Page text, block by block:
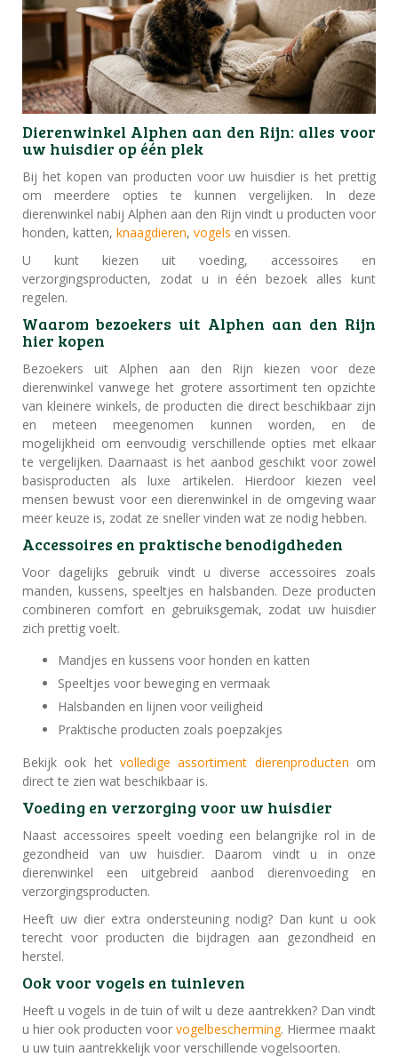
Dierenwinkel Alphen aan den Rijn: alles voor
uw huisdier op één plek
Bij het kopen van producten voor uw huisdier is het prettig
om meerdere opties te kunnen vergelijken. In deze
dierenwinkel nabij Alphen aan den Rijn vindt u producten voor
honden, katten, knaagdieren, vogels en vissen.
U kunt kiezen uit voeding, accessoires en
verzorgingsproducten, zodat u in één bezoek alles kunt
regelen.
Waarom bezoekers uit Alphen aan den Rijn
hier kopen
Bezoekers uit Alphen aan den Rijn kiezen voor deze
dierenwinkel vanwege het grotere assortiment ten opzichte
van kleinere winkels, de producten die direct beschikbaar zijn
en meteen meegenomen kunnen worden, en de
mogelijkheid om eenvoudig verschillende opties met elkaar
te vergelijken. Daarnaast is het aanbod geschikt voor zowel
basisproducten als luxe artikelen. Hierdoor kiezen veel
mensen bewust voor een dierenwinkel in de omgeving waar
meer keuze is, zodat ze sneller vinden wat ze nodig hebben.
Accessoires en praktische benodigdheden
Voor dagelijks gebruik vindt u diverse accessoires zoals
manden, kussens, speeltjes en halsbanden. Deze producten
combineren comfort en gebruiksgemak, zodat uw huisdier
zich prettig voelt.
Mandjes en kussens voor honden en katten
Speeltjes voor beweging en vermaak
Halsbanden en lijnen voor veiligheid
Praktische producten zoals poepzakjes
Bekijk ook het volledige assortiment dierenproducten om
direct te zien wat beschikbaar is.
Voeding en verzorging voor uw huisdier
Naast accessoires speelt voeding een belangrijke rol in de
gezondheid van uw huisdier. Daarom vindt u in onze
dierenwinkel een uitgebreid aanbod dierenvoeding en
verzorgingsproducten.
Heeft uw dier extra ondersteuning nodig? Dan kunt u ook
terecht voor producten die bijdragen aan gezondheid en
herstel.
Ook voor vogels en tuinleven
Heeft u vogels in de tuin of wilt u deze aantrekken? Dan vindt
u hier ook producten voor vogelbescherming. Hiermee maakt
u uw tuin aantrekkelijk voor verschillende vogelsoorten.